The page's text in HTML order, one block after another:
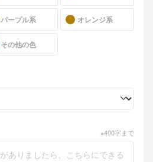
パープル系 オレンジ系
その他の色
※400字まで